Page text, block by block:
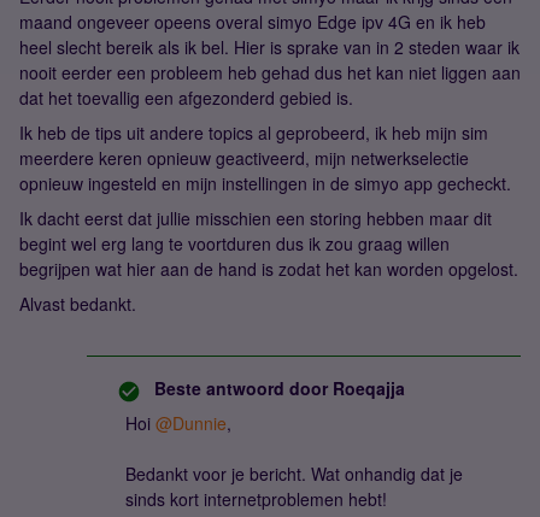
maand ongeveer opeens overal simyo Edge ipv 4G en ik heb
heel slecht bereik als ik bel. Hier is sprake van in 2 steden waar ik
nooit eerder een probleem heb gehad dus het kan niet liggen aan
dat het toevallig een afgezonderd gebied is.
Ik heb de tips uit andere topics al geprobeerd, ik heb mijn sim
meerdere keren opnieuw geactiveerd, mijn netwerkselectie
opnieuw ingesteld en mijn instellingen in de simyo app gecheckt.
Ik dacht eerst dat jullie misschien een storing hebben maar dit
begint wel erg lang te voortduren dus ik zou graag willen
begrijpen wat hier aan de hand is zodat het kan worden opgelost.
Alvast bedankt.
Beste antwoord door Roeqajja
Hoi @Dunnie,
Bedankt voor je bericht. Wat onhandig dat je
sinds kort internetproblemen hebt!